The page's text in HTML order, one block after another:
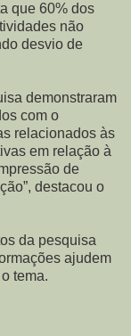
que 60% dos
não
desvio de
demonstraram
com o
relacionados às
em relação à
de
destacou o
da pesquisa
ajudem
tema.